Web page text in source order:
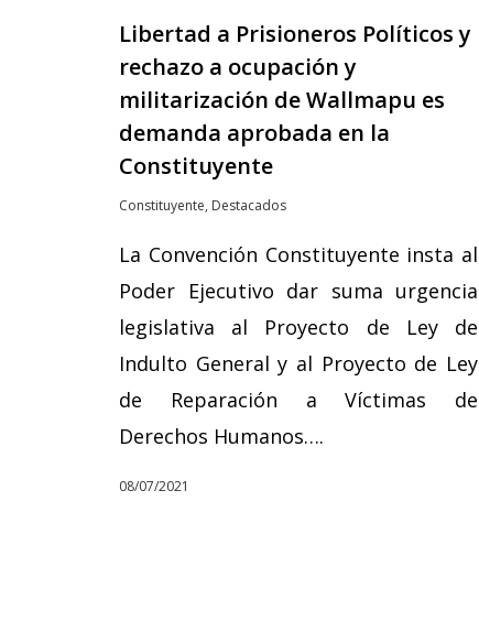
Libertad a Prisioneros Políticos y
rechazo a ocupación y
militarización de Wallmapu es
demanda aprobada en la
Constituyente
Constituyente, Destacados
La Convención Constituyente insta al
Poder Ejecutivo dar suma urgencia
legislativa al Proyecto de Ley de
Indulto General y al Proyecto de Ley
de Reparación a Víctimas de
Derechos Humanos….
08/07/2021